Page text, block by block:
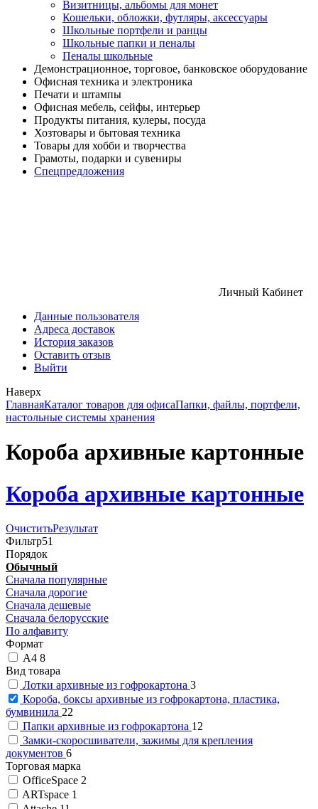
Визитницы, альбомы для монет
Кошельки, обложки, футляры, аксессуары
Школьные портфели и ранцы
Школьные папки и пеналы
Пеналы школьные
Демонстрационное, торговое, банковское оборудование
Офисная техника и электроника
Печати и штампы
Офисная мебель, сейфы, интерьер
Продукты питания, кулеры, посуда
Хозтовары и бытовая техника
Товары для хобби и творчества
Грамоты, подарки и сувениры
Спецпредложения
Личный Кабинет
Данные пользователя
Адреса доставок
История заказов
Оставить отзыв
Выйти
Наверх
ГлавнаяКаталог товаров для офисаПапки, файлы, портфели,
настольные системы хранения
Короба архивные картонные
Короба архивные картонные
ОчиститьРезультат
Фильтр51
Порядок
Обычный
Сначала популярные
Сначала дорогие
Сначала дешевые
Сначала белорусские
По алфавиту
Формат
А4 8
Вид товара
Лотки архивные из гофрокартона 3
Короба, боксы архивные из гофрокартона, пластика,
бумвинила 22
Папки архивные из гофрокартона 12
Замки-скоросшиватели, зажимы для крепления
документов 6
Торговая марка
OfficeSpace 2
ARTspace 1